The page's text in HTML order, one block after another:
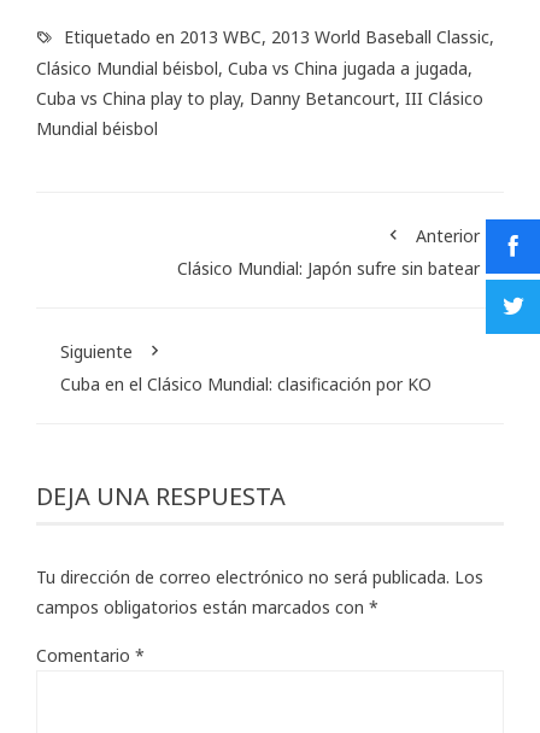
Etiquetado en 2013 WBC, 2013 World Baseball Classic,
Clásico Mundial béisbol, Cuba vs China jugada a jugada,
Cuba vs China play to play, Danny Betancourt, III Clásico
Mundial béisbol
Anterior
Clásico Mundial: Japón sufre sin batear
Siguiente
Cuba en el Clásico Mundial: clasificación por KO
DEJA UNA RESPUESTA
Tu dirección de correo electrónico no será publicada. Los
campos obligatorios están marcados con *
Comentario *